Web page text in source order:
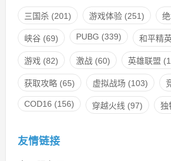
三国杀(201) 游戏体验(251)
峡谷(69) PUBG (339) 和平精
游戏(82) 激战(60) 英雄联盟
获取攻略(65) 虚拟战场 (103)
COD16 (156) 穿越火线 (97) 独
友情链接